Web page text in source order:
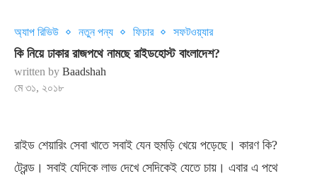
অ্যাপ রিভিউ নতুন পন্য ফিচার সফটওয়্যার
কি নিয়ে ঢাকার রাজপথে নামছে রাইডহোস্ট বাংলাদেশ?
written by Baadshah
মে ৩১, ২০১৮
রাইড শেয়ারিং সেবা খাতে সবাই যেন হুমড়ি খেয়ে পড়েছে। কারণ কি?
ট্রেন্ড। সবাই যেদিকে লাভ দেখে সেদিকেই যেতে চায়। এবার এ পথে